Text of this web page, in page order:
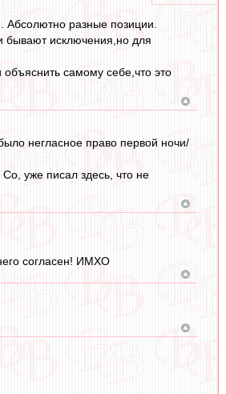
Абсолютно разные позиции.
бывают исключения,но для
самому себе,что это
негласное право первой ночи/
уже писал здесь, что не
согласен! ИМХО